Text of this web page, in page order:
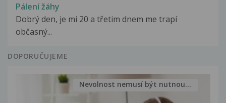
Pálení žáhy
Dobrý den, je mi 20 a třetim dnem me trapí
občasný...
DOPORUČUJEME
Nevolnost nemusí být nutnou...